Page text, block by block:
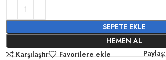
SEPETE EKLE
HEMEN AL
Karşılaştır
Favorilere ekle Paylaş: